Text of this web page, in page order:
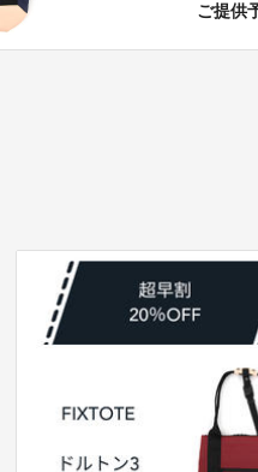
ご提供